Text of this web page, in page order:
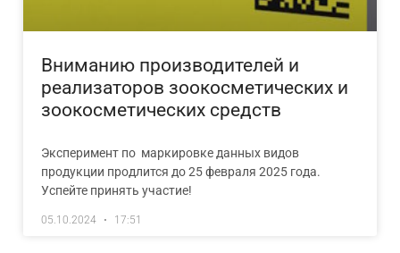
Вниманию производителей и
реализаторов зоокосметических и
зоокосметических средств
Эксперимент по маркировке данных видов
продукции продлится до 25 февраля 2025 года.
Успейте принять участие!
05.10.2024 17:51